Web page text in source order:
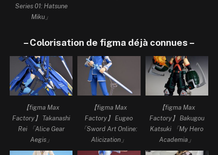
Series 01: Hatsune
Miku」
– Colorisation de figma déjà connues –
【figma Max
Factory】 Takanashi
Rei 「Alice Gear
Aegis」
【figma Max
Factory】 Eugeo
「Sword Art Online:
Alicization」
【figma Max
Factory】 Bakugou
Katsuki 「My Hero
Academia」